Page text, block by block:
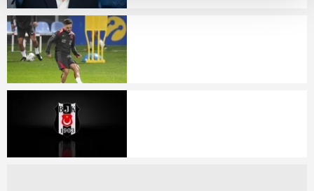
Her halükârda, kullanıcılar, bu çerezlere izin vermedikleri
takdirde, kullanıcılara hedefli reklamlar
gösterilmeyecektir."
Sizlere daha iyi bir hizmet sunabilmek için İnternet
Sitemizde kendimize ve üçüncü kişilere ait çerezler
kullanılmaktadır. Bu çerezler vasıtasıyla çeşitli kişisel
verileriniz işlenmekte olup gerekli olan çerezler bilgi
toplumu hizmetlerinin sunulması amacıyla